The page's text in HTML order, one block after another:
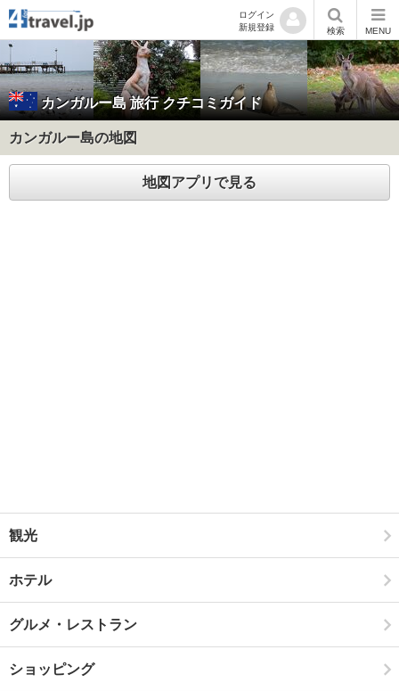
ログイン
新規登録
検索 MENU
カンガルー島旅行 クチコミガイド
カンガルー島の地図
地図アプリで見る
観光
ホテル
グルメ・レストラン
ショッピング